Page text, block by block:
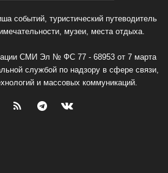
событий, туристический путеводитель
музеи, места отдыха.
СМИ Эл № ФС 77 - 68953 от 7 марта
службой по надзору в сфере связи,
и массовых коммуникаций.